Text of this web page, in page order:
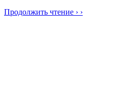
Продолжить чтение › ›